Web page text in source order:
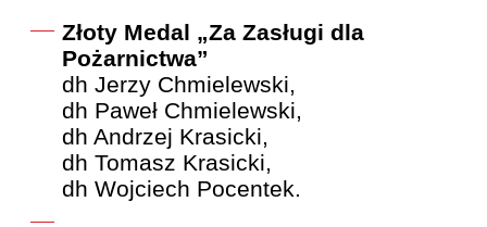
Złoty Medal „Za Zasługi dla
Pożarnictwa”
dh Jerzy Chmielewski,
dh Paweł Chmielewski,
dh Andrzej Krasicki,
dh Tomasz Krasicki,
dh Wojciech Pocentek.